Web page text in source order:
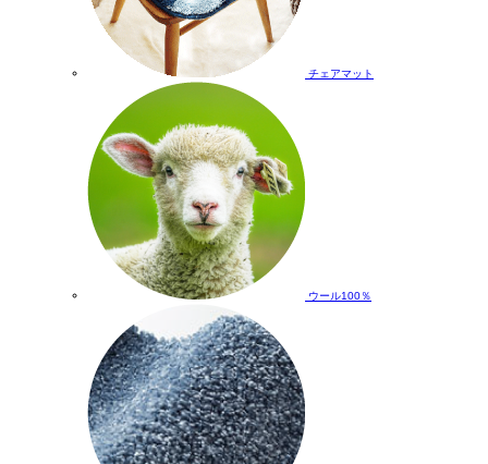
チェアマット
ウール100％